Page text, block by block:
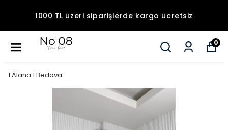
1000 TL üzeri siparişlerde kargo ücretsiz
0
1 Alana 1 Bedava